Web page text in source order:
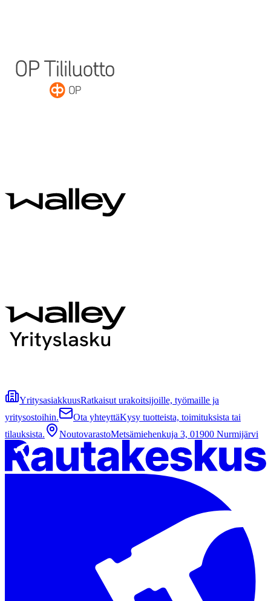
YritysasiakkuusRatkaisut urakoitsijoille, työmaille ja
yritysostoihin.
Ota yhteyttäKysy tuotteista, toimituksista tai
tilauksista.
NoutovarastoMetsämiehenkuja 3, 01900 Nurmijärvi